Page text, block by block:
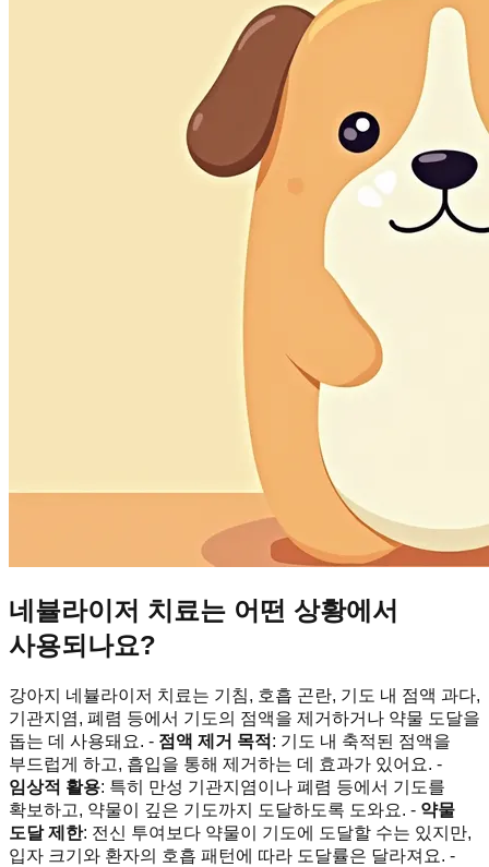
네뷸라이저 치료는 어떤 상황에서
사용되나요?
강아지 네뷸라이저 치료는 기침, 호흡 곤란, 기도 내 점액 과다,
기관지염, 폐렴 등에서 기도의 점액을 제거하거나 약물 도달을
돕는 데 사용돼요. - 점액 제거 목적 : 기도 내 축적된 점액을
부드럽게 하고, 흡입을 통해 제거하는 데 효과가 있어요. -
임상적 활용: 특히 만성 기관지염이나 폐렴 등에서 기도를
확보하고, 약물이 깊은 기도까지 도달하도록 도와요. - 약물
도달 제한: 전신 투여보다 약물이 기도에 도달할 수는 있지만,
입자 크기와 환자의 호흡 패턴에 따라 도달률은 달라져요. -